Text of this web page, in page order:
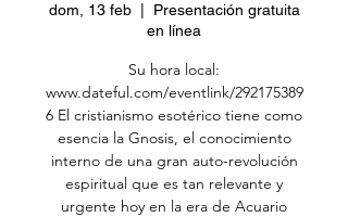
dom, 13 feb
  |
Presentación gratuita
en línea
Su hora local:
www.dateful.com/eventlink/292175389
6 El cristianismo esotérico tiene como
esencia la Gnosis, el conocimiento
interno de una gran auto-revolución
espiritual que es tan relevante y
urgente hoy en la era de Acuario